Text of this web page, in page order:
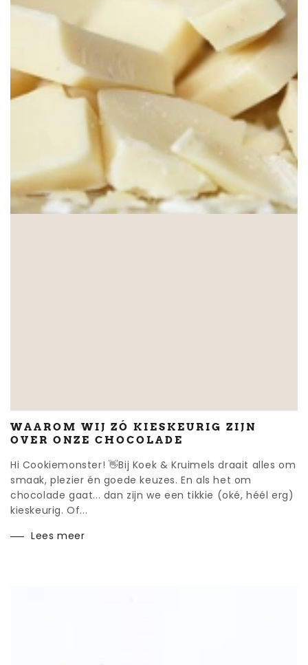
WAAROM WIJ ZÓ KIESKEURIG ZIJN
OVER ONZE CHOCOLADE
Hi Cookiemonster! 👋Bij Koek & Kruimels draait alles om
smaak, plezier én goede keuzes. En als het om
chocolade gaat... dan zijn we een tikkie (oké, héél erg)
kieskeurig. Of...
Lees meer